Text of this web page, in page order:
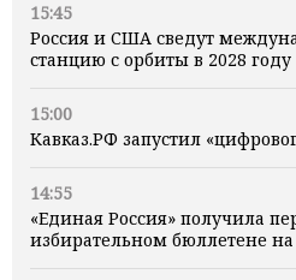
15:45
Россия и США сведут
станцию с орбиты в 2028 году
15:00
Кавказ.РФ запустил
14:55
«Единая Россия» получила
избирательном бюллетене